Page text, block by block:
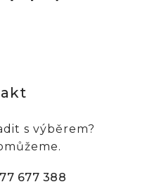
s výběrem?
677 388